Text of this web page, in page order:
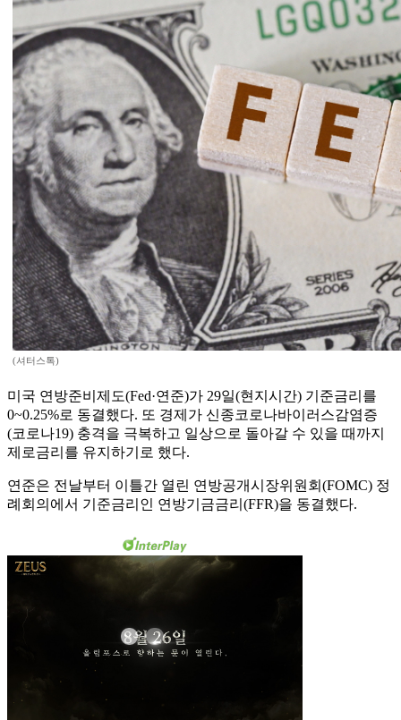
(셔터스톡)
미국 연방준비제도(Fed·연준)가 29일(현지시간) 기준금리를
0~0.25%로 동결했다. 또 경제가 신종코로나바이러스감염증
(코로나19) 충격을 극복하고 일상으로 돌아갈 수 있을 때까지
제로금리를 유지하기로 했다.
연준은 전날부터 이틀간 열린 연방공개시장위원회(FOMC) 정
례회의에서 기준금리인 연방기금금리(FFR)을 동결했다.